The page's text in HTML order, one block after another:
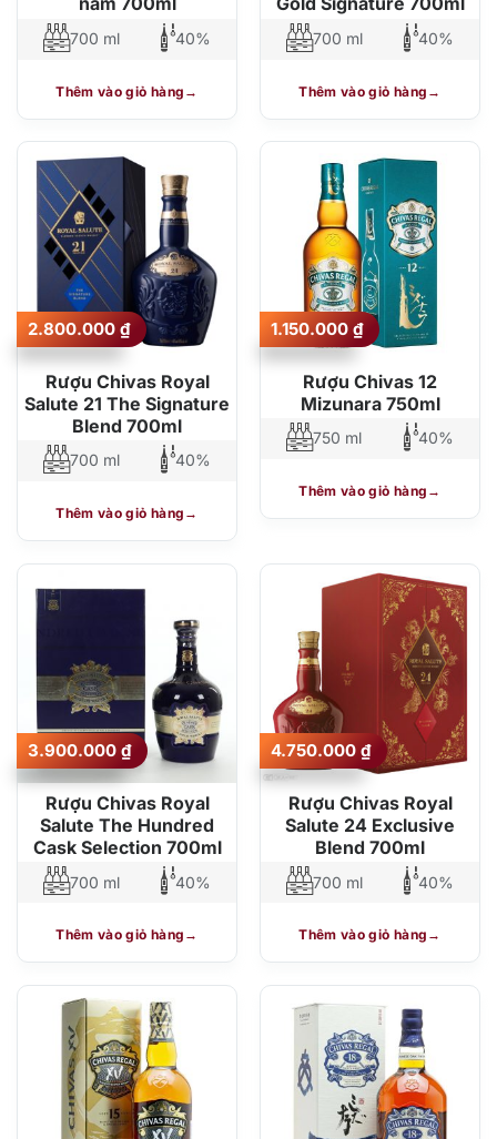
700 ml 40%
Thêm vào giỏ hàng
700 ml 40%
Thêm vào giỏ hàng
Rượu Chivas Royal
Salute 21 The Signature
Blend 700ml
2.800.000 ₫
700 ml 40%
Thêm vào giỏ hàng
Rượu Chivas 12
Mizunara 750ml
1.150.000 ₫
750 ml 40%
Thêm vào giỏ hàng
Rượu Chivas Royal
Salute The Hundred
Cask Selection 700ml
3.900.000 ₫
700 ml 40%
Thêm vào giỏ hàng
Rượu Chivas Royal
Salute 24 Exclusive
Blend 700ml
4.750.000 ₫
700 ml 40%
Thêm vào giỏ hàng